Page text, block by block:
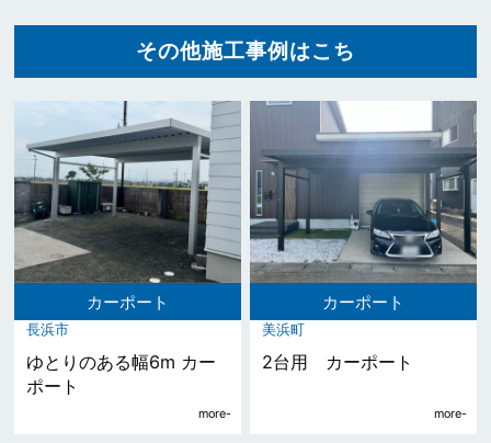
その他施工事例はこち
カーポート
長浜市
ゆとりのある幅6m カー
ポート
カーポート
美浜町
2台用 カーポート